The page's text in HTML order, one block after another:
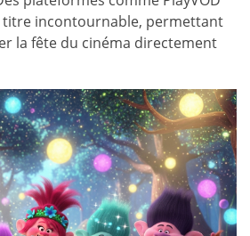
titre incontournable, permettant
la fête du cinéma directement